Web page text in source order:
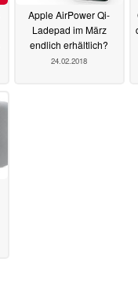
Apple AirPower Qi-
Ladepad im März
endlich erhältlich?
24.02.2018